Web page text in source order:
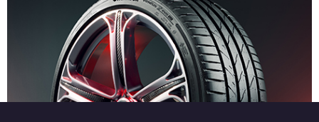
8X18 ET30 5x112
Foro centrale: 66.6mm
Esaurito
ARCASTING Gladio
Silver 5 fori 18" 8X18